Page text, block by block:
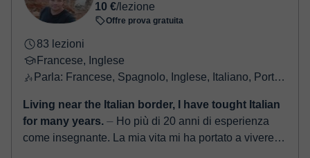
10 €/lezione
Offre prova gratuita
83 lezioni
Francese, Inglese
Parla: Francese, Spagnolo, Inglese, Italiano, Portoghese, Tedesco
Living near the Italian border, I have tought Italian
for many years. ⏤ Ho più di 20 anni di esperienza
come insegnante. La mia vita mi ha portato a vivere in